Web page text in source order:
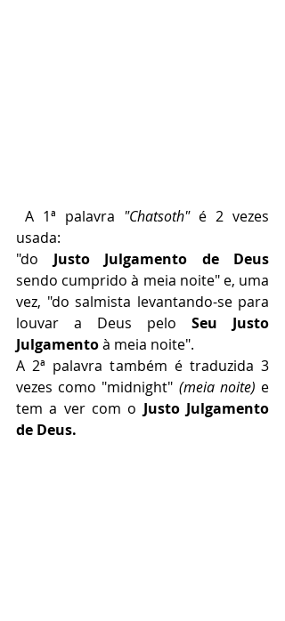
A 1ª palavra "Chatsoth" é 2 vezes
usada:
"do Justo Julgamento de Deus
sendo cumprido à meia noite" e, uma
vez, "do salmista levantando-se para
louvar a Deus pelo Seu Justo
Julgamento à meia noite".
A 2ª palavra também é traduzida 3
vezes como "midnight" (meia noite) e
tem a ver com o Justo Julgamento
de Deus.